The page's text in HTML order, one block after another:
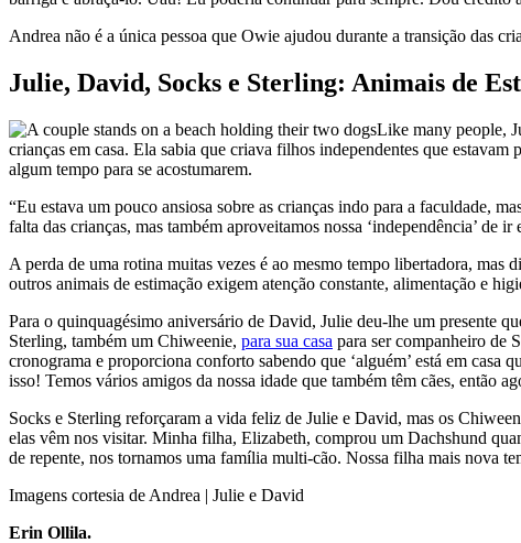
Andrea não é a única pessoa que Owie ajudou durante a transição das
Julie, David, Socks e Sterling: Animais de
Like many people,
crianças em casa. Ela sabia que criava filhos independentes que
algum tempo para se acostumarem.
“Eu estava um pouco ansiosa sobre as crianças indo para a faculdade,
falta das crianças, mas também aproveitamos nossa ‘independência’ de
A perda de uma rotina muitas vezes é ao mesmo tempo libertadora,
outros animais de estimação exigem atenção constante, alimentação e
Para o quinquagésimo aniversário de David, Julie deu-lhe um presente
Sterling, também um Chiweenie, para sua casa para ser companheiro de
cronograma e proporciona conforto sabendo que ‘alguém’ está em casa
isso! Temos vários amigos da nossa idade que também têm cães, então
Socks e Sterling reforçaram a vida feliz de Julie e David, mas os
elas vêm nos visitar. Minha filha, Elizabeth, comprou um Dachshund
de repente, nos tornamos uma família multi-cão. Nossa filha mais nova
Imagens cortesia de Andrea | Julie e David
Erin Ollila.